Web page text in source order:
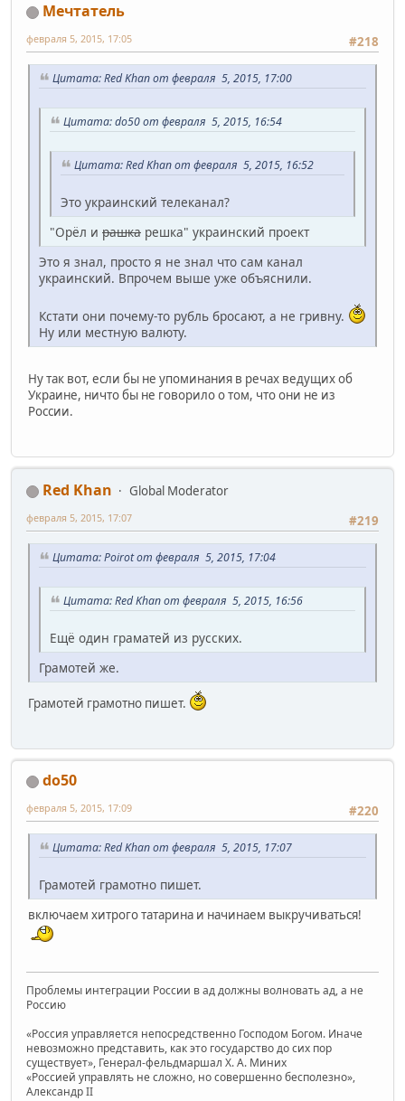
Мечтатель
#218
февраля 5, 2015, 17:05
Цитата: Red Khan от февраля 5, 2015, 17:00
Цитата: do50 от февраля 5, 2015, 16:54
Цитата: Red Khan от февраля 5, 2015, 16:52
Это украинский телеканал?
"Орёл и рашка решка" украинский проект
Это я знал, просто я не знал что сам канал
украинский. Впрочем выше уже объяснили.
Кстати они почему-то рубль бросают, а не гривну.
Ну или местную валюту.
Ну так вот, если бы не упоминания в речах ведущих об
Украине, ничто бы не говорило о том, что они не из
России.
Red Khan
Global Moderator
#219
февраля 5, 2015, 17:07
Цитата: Poirot от февраля 5, 2015, 17:04
Цитата: Red Khan от февраля 5, 2015, 16:56
Ещё один граматей из русских.
Грамотей же.
Грамотей грамотно пишет.
do50
#220
февраля 5, 2015, 17:09
Цитата: Red Khan от февраля 5, 2015, 17:07
Грамотей грамотно пишет.
включаем хитрого татарина и начинаем выкручиваться!
Проблемы интеграции России в ад должны волновать ад, а не
Россию
«Россия управляется непосредственно Господом Богом. Иначе
невозможно представить, как это государство до сих пор
существует», Генерал-фельдмаршал Х. А. Миних
«Россией управлять не сложно, но совершенно бесполезно»,
Александр II